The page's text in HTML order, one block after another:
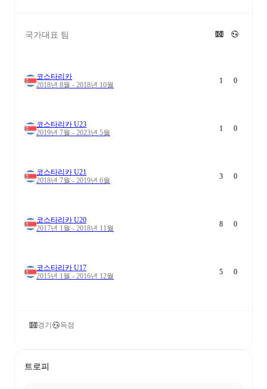
국가대표 팀
코스타리카
2018년 8월 - 2018년 10월
1 0
코스타리카 U23
2019년 7월 - 2023년 5월
1 0
코스타리카 U21
2018년 7월 - 2019년 6월
3 0
코스타리카 U20
2017년 1월 - 2018년 11월
8 0
코스타리카 U17
2015년 1월 - 2016년 12월
5 0
경기 득점
트로피